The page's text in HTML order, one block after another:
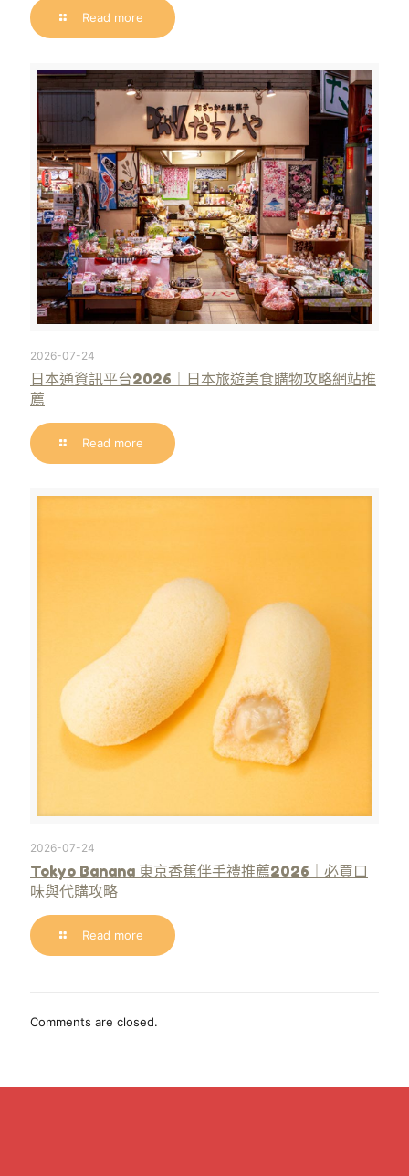
Read more
2026-07-24
日本通資訊平台2026｜日本旅遊美食購物攻略網站推
薦
Read more
2026-07-24
Tokyo Banana 東京香蕉伴手禮推薦2026｜必買口
味與代購攻略
Read more
Comments are closed.